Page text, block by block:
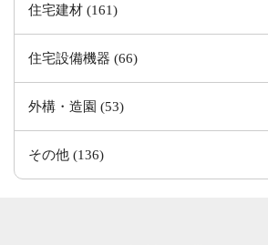
住宅建材 (161)
住宅設備機器 (66)
外構・造園 (53)
その他 (136)